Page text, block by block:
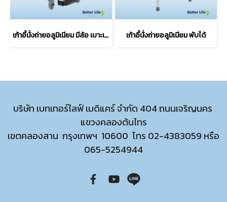
เก้าอี้นั่งถ่ายอลูมิเนียม มีล้อ เบาะเปิดได้ เก้าอี้นั่งถ่ายอลูมิเนียม พับได้
บริษัท เบทเทอร์ไลฟ์ เมดิแคร์ จำกัด 404 ถนนเจริญนคร
แขวงคลองต้นไทร
เขตคลองสาน กรุงเทพฯ 10600 โทร 02-4383059 หรือ
065-5254944